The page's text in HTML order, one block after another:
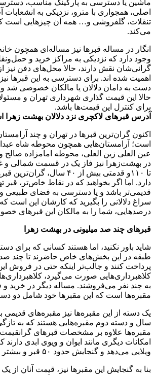
ماشین یا دسترسی به پارکینگ مناسب،
اصلی، همجواری با مترو، نزدیکی به انشعابات
تنقلات، گلفروشی و… همه آن چیز‌هایی است
می‌کند.
انگار در مساله قبر‌ها نیز مساله‌ای همچون
وجود دارد که نزدیکی به مراکز خرید و
گرانی‌شان نقش دارند، حالا محل‌های دفن نیز
اهمیت شده اند. برای دسترسی به این قبر‌ها نیز
دست به دامان دلالان یا مالکان خصوصی شد
حالا این قیمت گذاری شهرداری تهران و
برای کنترل این قیمت‌ها باشد.
آدرس قبرهای لاکچری نزد دلالان بهشت زهرا
اکنون گران‌ترین قبر‌ها در تهران و چند
است؛ آرامستان‌هایی همچون محوطه شاه
عین العلی زین العلی، محوطه امامزاده
در بهشت‌زهرا نیز فاز یک در قسمت شمالی و
تا ۱۱۰و قدمتی بیش از ۴۰ سال،
دارد. اما اگر بخواهید که در نقاط خاص‌تر، قبر
قدیمی‌تر باشد و یا دسترسی به فضای طبیعی
سراغ دلالانی را بگیرید که کارشان این است
درصد‌هایی، شما را به مالکان این قبر‌های
قبر‌های چند صد میلیونی در بهشت زهرا
شاید باور نکنید، اما هستند کسانی که برای
طبقه در این بخش‌های خاص حاضرند تا چند صد
پرداخت کنند و جالب‌تر اینکه حتی در فروش این
کلاهبرداری‌هایی صورت می‌گیرد،
به چند نفر می‌فروشند. مساله دیگر در خرید
مقبره‌ها است که این مقبر‌ها خود شامل دو
سال و دسته دوم مقبره‌هایی هستند که به
مقبره‌ها علاوه بر مشخصات قبر‌های
امکانات دیگری مانند ایوان و ویوی ابدی دارند
ویلایی می‌دهد و گنجایش حدود ۵۰ قبر و بیشتر را هم دارند.